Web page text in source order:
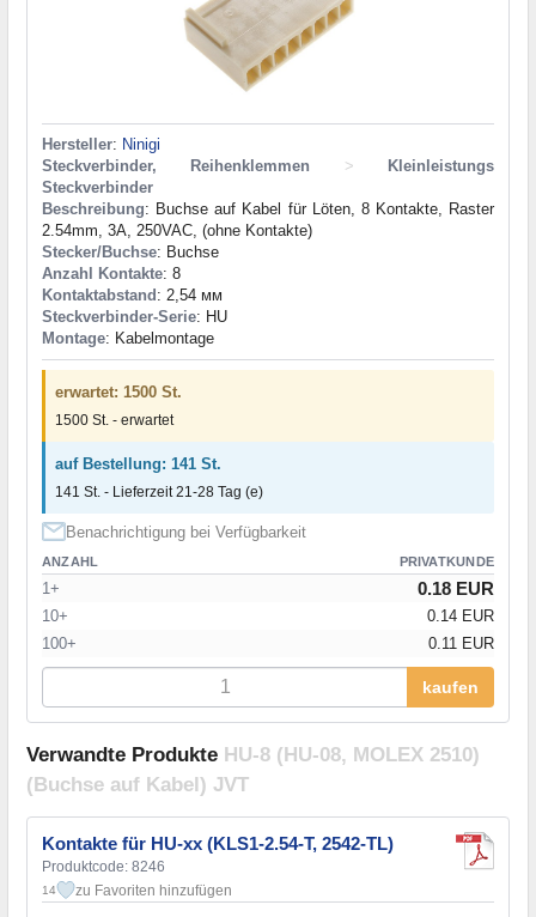
Hersteller: Ninigi
Steckverbinder, Reihenklemmen
>
Kleinleistungs
Steckverbinder
Beschreibung: Buchse auf Kabel für Löten, 8 Kontakte, Raster
2.54mm, 3A, 250VAC, (ohne Kontakte)
Stecker/Buchse: Buchse
Anzahl Kontakte: 8
Kontaktabstand : 2,54 мм
Steckverbinder-Serie: HU
Montage: Kabelmontage
erwartet: 1500 St.
1500 St. - erwartet
auf Bestellung: 141 St.
141 St. - Lieferzeit 21-28 Tag (e)
Benachrichtigung bei Verfügbarkeit
ANZAHL PRIVATKUNDE
1+ 0.18 EUR
10+
0.14 EUR
100+
0.11 EUR
kaufen
Verwandte Produkte HU-8 (HU-08, MOLEX 2510)
(Buchse auf Kabel) JVT
Kontakte für HU-xx (KLS1-2.54-T, 2542-TL)
Produktcode: 8246
14 zu Favoriten hinzufügen